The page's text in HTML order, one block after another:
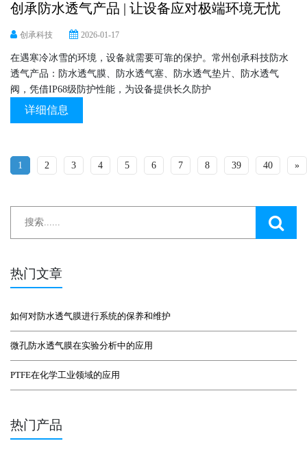
创承防水透气产品 | 让设备应对极端环境无忧
创承科技 2026-01-17
在遇寒冷冰雪的环境，设备就需要可靠的保护。常州创承科技防水
透气产品：防水透气膜、防水透气塞、防水透气垫片、防水透气
阀，凭借IP68级防护性能，为设备提供长久防护
详细信息
1 2 3 4 5 6 7 8 39 40 »
热门文章
如何对防水透气膜进行系统的保养和维护
微孔防水透气膜在实验分析中的应用
PTFE在化学工业领域的应用
热门产品